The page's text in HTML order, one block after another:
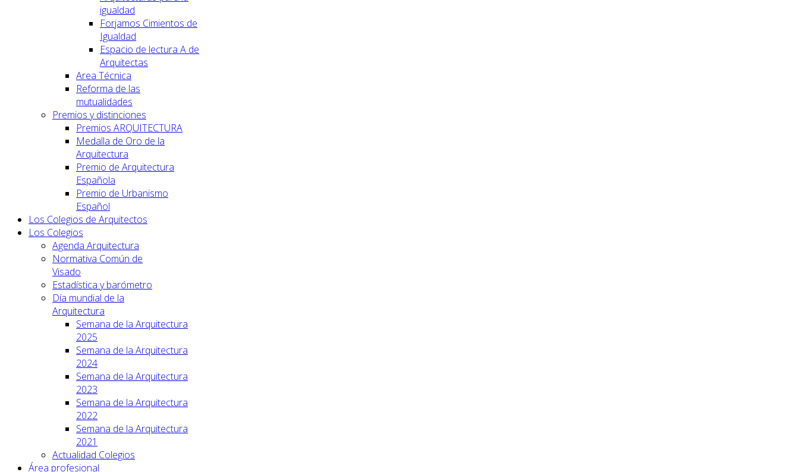
igualdad
Forjamos Cimientos de
Igualdad
Espacio de lectura A de
Arquitectas
Area Técnica
Reforma de las
mutualidades
Premios y distinciones
Premios ARQUITECTURA
Medalla de Oro de la
Arquitectura
Premio de Arquitectura
Española
Premio de Urbanismo
Español
Los Colegios de Arquitectos
Los Colegios
Agenda Arquitectura
Normativa Común de
Visado
Estadística y barómetro
Día mundial de la
Arquitectura
Semana de la Arquitectura
2025
Semana de la Arquitectura
2024
Semana de la Arquitectura
2023
Semana de la Arquitectura
2022
Semana de la Arquitectura
2021
Actualidad Colegios
Área profesional